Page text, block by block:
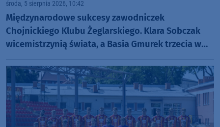
środa, 5 sierpnia 2026, 10:42
Międzynarodowe sukcesy zawodniczek
Chojnickiego Klubu Żeglarskiego. Klara Sobczak
wicemistrzynią świata, a Basia Gmurek trzecia w